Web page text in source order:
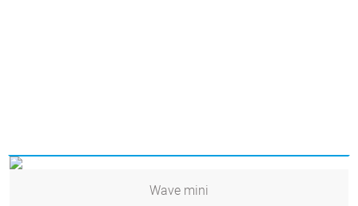
Wave mini